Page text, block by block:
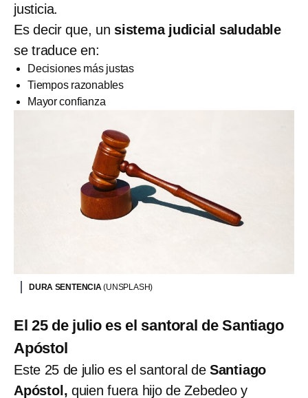
justicia.
Es decir que, un sistema judicial saludable
se traduce en:
Decisiones más justas
Tiempos razonables
Mayor confianza
DURA SENTENCIA(UNSPLASH)
El 25 de julio es el santoral de Santiago
Apóstol
Este 25 de julio es el santoral de Santiago
Apóstol, quien fuera hijo de Zebedeo y